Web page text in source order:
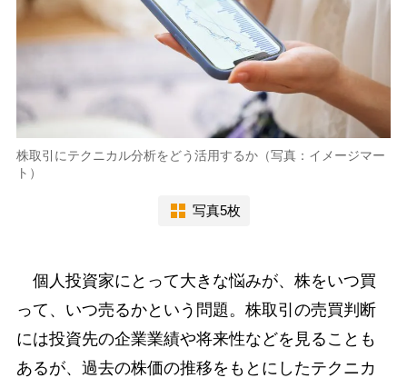
株取引にテクニカル分析をどう活用するか（写真：イメージマー
ト）
写真5枚
個人投資家にとって大きな悩みが、株をいつ買
って、いつ売るかという問題。株取引の売買判断
には投資先の企業業績や将来性などを見ることも
あるが、過去の株価の推移をもとにしたテクニカ